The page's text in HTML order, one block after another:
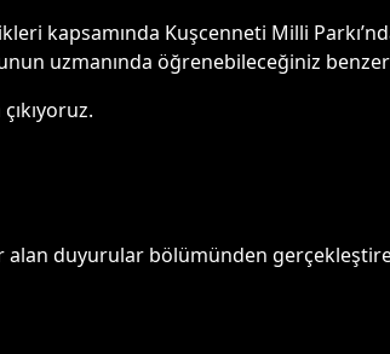
kapsamında Kuşcenneti Milli
uzmanında öğrenebileceğiniz
alan duyurular bölümünden